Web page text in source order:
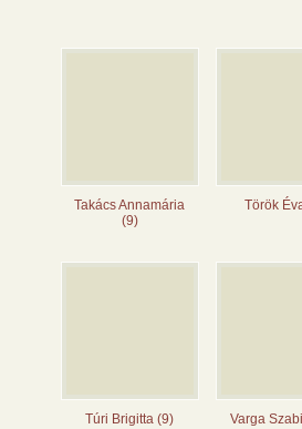
Takács Annamária
(9)
Török
Túri Brigitta (9) Varga